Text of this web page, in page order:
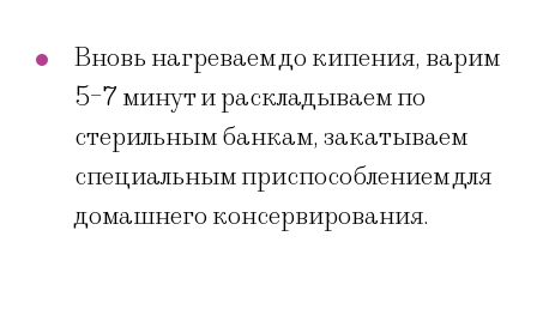
Вновь нагреваем до кипения, варим
5-7 минут и раскладываем по
стерильным банкам, закатываем
специальным приспособлением для
домашнего консервирования.